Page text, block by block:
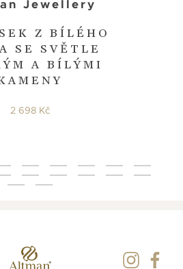
Z BÍLÉHO
SE SVĚTLE
A BÍLÝMI
Jewellery
2 698 Kč